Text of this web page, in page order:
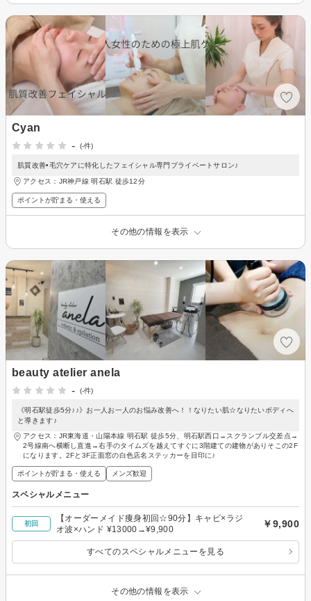
Cyan
-
(-件)
肌質改善•毛穴ケアに特化したフェイシャル専門プライベートサロン♪
アクセス：JR神戸線 明石駅 徒歩12分
ポイントが貯まる・使える
その他の情報を表示
beauty atelier anela
-
(-件)
《明石駅徒歩5分♪♪》お一人お一人のお悩み改善へ！！なりたい肌☆なりたいボディへ
と導きます♪
アクセス：JR東海道・山陽本線 明石駅 徒歩5分、明石駅西口→スクランブル交差点→
2号線南へ横断し直進→右手のタイムズを越えてすぐに3階建ての建物がありそこの2F
になります。2Fと3F正面窓の白色店名ステッカーを目印に♪
ポイントが貯まる・使える メンズ歓迎
スペシャルメニュー
初回
【オーダーメイド痩身初回☆90分】キャビ×ラジ
オ波×ハンド ¥13000→¥9,900
￥9,900
すべてのスペシャルメニューを見る
その他の情報を表示